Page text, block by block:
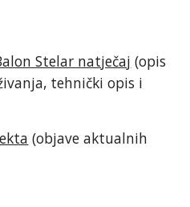
Stelar natječaj (opis
tehnički opis i
(objave aktualnih